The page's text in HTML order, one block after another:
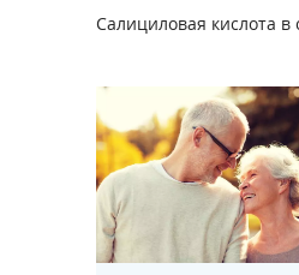
Салициловая кислота